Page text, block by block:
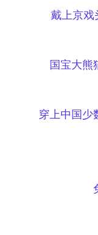
戴上京戏
国宝大熊
穿上中国少